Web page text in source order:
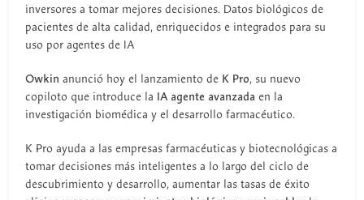
inversores a tomar mejores decisiones. Datos biológicos de
pacientes de alta calidad, enriquecidos e integrados para su
uso por agentes de IA
Owkin anunció hoy el lanzamiento de K Pro, su nuevo
copiloto que introduce la IA agente avanzada en la
investigación biomédica y el desarrollo farmacéutico.
K Pro ayuda a las empresas farmacéuticas y biotecnológicas a
tomar decisiones más inteligentes a lo largo del ciclo de
descubrimiento y desarrollo, aumentar las tasas de éxito